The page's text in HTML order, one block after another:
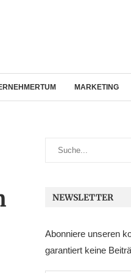
MARKETING
NEWSLETTER
Abonniere unseren
garantiert keine